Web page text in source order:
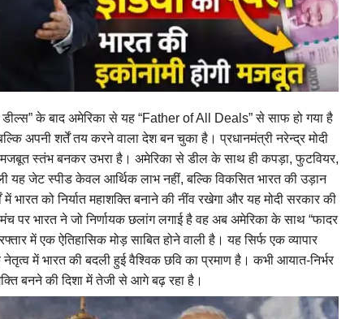
के बाद अमेरिका से यह “Father of All Deals” से साफ हो गया है
अपनी शर्तें तय करने वाला देश बन चुका है। प्रधानमंत्री नरेन्द्र मोदी
स्तंभ बनकर उभरा है। अमेरिका से डील के साथ ही कपड़ा, फुटवियर,
यह जेट स्पीड केवल आर्थिक लाभ नहीं, बल्कि विकसित भारत की उड़ान
को निर्यात महाशक्ति बनाने की नींव रखेगा और यह मोदी सरकार की
पर भारत ने जो निर्णायक छलांग लगाई है वह अब अमेरिका के साथ “फादर
में एक ऐतिहासिक मोड़ साबित होने वाली है। यह सिर्फ एक व्यापार
नेतृत्व में भारत की बदली हुई वैश्विक छवि का प्रमाण है। कभी आयात-निर्भर
बनने की दिशा में तेजी से आगे बढ़ रहा है।